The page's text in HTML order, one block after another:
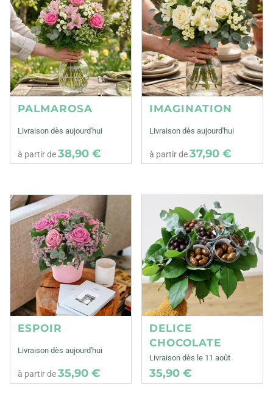
PALMAROSA
Livraison dès aujourd'hui
à partir de38,90 €
IMAGINATION
Livraison dès aujourd'hui
à partir de37,90 €
ESPOIR
Livraison dès aujourd'hui
à partir de35,90 €
DELICE
CHOCOLATE
Livraison dès le 11 août
35,90 €